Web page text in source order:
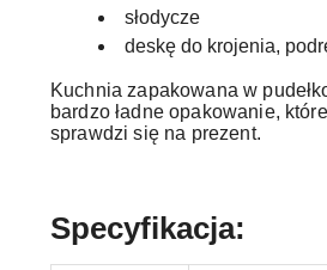
słodycze
deskę do krojenia,
Kuchnia zapakowana w
bardzo ładne opakowanie,
sprawdzi się na prezent.
Specyfikacja: